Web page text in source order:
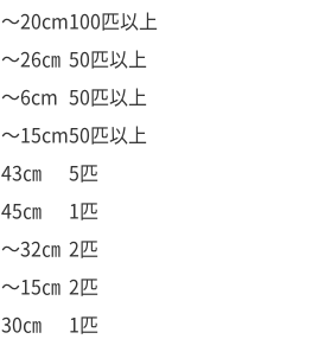
～20cm100匹以上
～26㎝ 50匹以上
～6cm 50匹以上
～15cm50匹以上
43㎝
5匹
45㎝
1匹
～32㎝ 2匹
～15㎝ 2匹
30㎝
1匹